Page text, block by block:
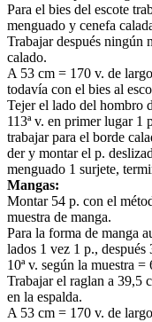
Para el bies del escote
menguado y cenefa
Trabajar después ningún
calado.
A 53 cm = 170 v. de
todavía con el bies al
Tejer el lado del hombro
113ª v. en primer lugar 1
trabajar para el borde
der y montar el p.
menguado 1 surjete,
Mangas:
Montar 54 p. con el
muestra de manga.
Para la forma de manga
lados 1 vez 1 p., después
10ª v. según la muestra =
Trabajar el raglan a 39,5
en la espalda.
A 53 cm = 170 v. de